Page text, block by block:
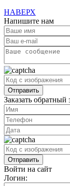
НАВЕРХ
Напишите нам
Заказать обратный
Войти на сайт
Логин: